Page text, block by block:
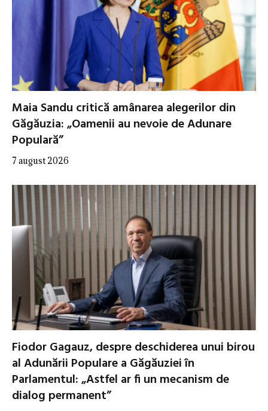
Maia Sandu critică amânarea alegerilor din
Găgăuzia: „Oamenii au nevoie de Adunare
Populară”
7 august 2026
Fiodor Gagauz, despre deschiderea unui birou
al Adunării Populare a Găgăuziei în
Parlamentul: „Astfel ar fi un mecanism de
dialog permanent”